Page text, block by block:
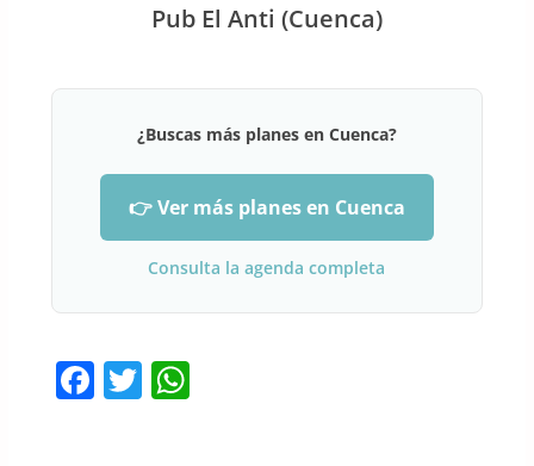
Pub El Anti (Cuenca)
¿Buscas más planes en Cuenca?
👉 Ver más planes en Cuenca
Consulta la agenda completa
F T W